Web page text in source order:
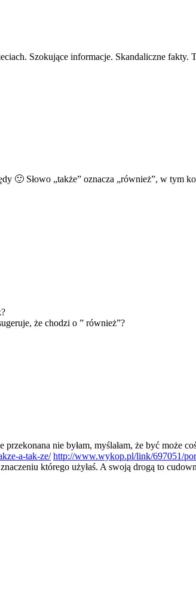
Szokujące informacje. Skandaliczne
Słowo „także” oznacza „również”, w tym
że chodzi o ” również”?
nie byłam, myślałam, że być może
a-tak-ze/ http://www.wykop.pl/link/697051/
którego użyłaś. A swoją drogą to